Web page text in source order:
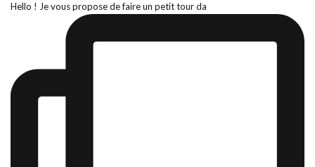
Hello ! Je vous propose de faire un petit tour da